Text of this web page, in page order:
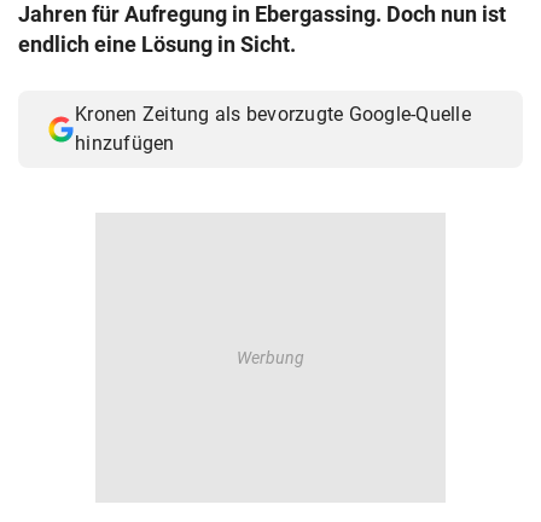
Jahren für Aufregung in Ebergassing. Doch nun ist
endlich eine Lösung in Sicht.
Kronen Zeitung als bevorzugte Google-Quelle
hinzufügen